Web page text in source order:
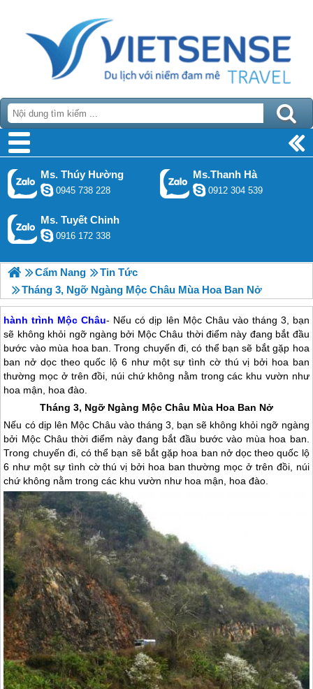
Ms. Thúy Hường
0945 738 228
Ms.Thanh Hà
0912 304 539
Ms. Tuyết Chinh
0916 172 338
Cẩm Nang
Tin Tức
Tháng 3, Ngỡ Ngàng Mộc Châu Mùa Hoa Ban Nở
hành trình Mộc Châu- Nếu có dịp lên Mộc Châu vào tháng 3, bạn
sẽ không khỏi ngỡ ngàng bởi Mộc Châu thời điểm này đang bắt đầu
bước vào mùa hoa ban. Trong chuyến đi, có thể bạn sẽ bắt gặp hoa
ban nở dọc theo quốc lộ 6 như một sự tình cờ thú vị bởi hoa ban
thường mọc ở trên đồi, núi chứ không nằm trong các khu vườn như
hoa mận, hoa đào.
Tháng 3, Ngỡ Ngàng Mộc Châu Mùa Hoa Ban Nở
Nếu có dịp lên Mộc Châu vào tháng 3, bạn sẽ không khỏi ngỡ ngàng
bởi Mộc Châu thời điểm này đang bắt đầu bước vào mùa hoa ban.
Trong chuyến đi, có thể bạn sẽ bắt gặp hoa ban nở dọc theo quốc lộ
6 như một sự tình cờ thú vị bởi hoa ban thường mọc ở trên đồi, núi
chứ không nằm trong các khu vườn như hoa mận, hoa đào.